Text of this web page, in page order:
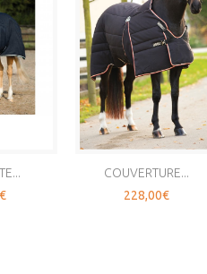
COUVERTURE...
228,00€